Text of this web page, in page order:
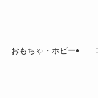
おもちゃ・ホビー